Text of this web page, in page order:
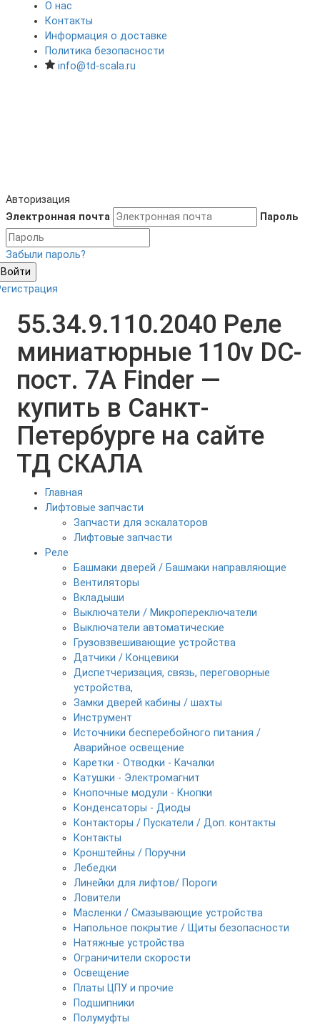
О нас
Контакты
Информация о доставке
Политика безопасности
info@td-scala.ru
Авторизация
Электронная почта
Пароль
Забыли пароль?
Войти
55.34.9.110.2040 Реле
миниатюрные 110v DC-
пост. 7А Finder —
купить в Санкт-
Петербурге на сайте
ТД СКАЛА
Главная
Лифтовые запчасти
Запчасти для эскалаторов
Лифтовые запчасти
Реле
Башмаки дверей / Башмаки направляющие
Вентиляторы
Вкладыши
Выключатели / Микропереключатели
Выключатели автоматические
Грузовзвешивающие устройства
Датчики / Концевики
Диспетчеризация, связь, переговорные
устройства,
Замки дверей кабины / шахты
Инструмент
Источники бесперебойного питания /
Аварийное освещение
Каретки - Отводки - Качалки
Катушки - Электромагнит
Кнопочные модули - Кнопки
Конденсаторы - Диоды
Контакторы / Пускатели / Доп. контакты
Контакты
Кронштейны / Поручни
Лебедки
Линейки для лифтов/ Пороги
Ловители
Масленки / Смазывающие устройства
Напольное покрытие / Щиты безопасности
Натяжные устройства
Ограничители скорости
Освещение
Платы ЦПУ и прочие
Подшипники
Полумуфты